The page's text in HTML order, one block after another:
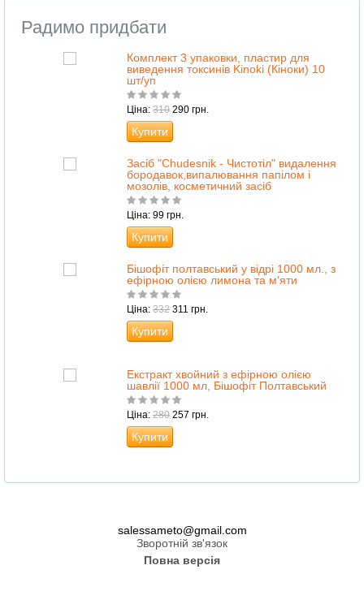
Радимо придбати
Комплект 3 упаковки, пластир для
виведення токсинів Kinoki (Кіноки) 10
шт/уп
Ціна: 310 290 грн.
Купити
Засіб "Сhudesnik - Чистотіл" видалення
бородавок,випалювання папілом і
мозолів, косметичний засіб
Ціна: 99 грн.
Купити
Бішофіт полтавський у відрі 1000 мл., з
ефірною олією лимона та м'яти
Ціна: 332 311 грн.
Купити
Екстракт хвойний з ефірною олією
шавлії 1000 мл, Бішофіт Полтавський
Ціна: 280 257 грн.
Купити
salessameto@gmail.com
Зворотній зв'язок
Повна версія